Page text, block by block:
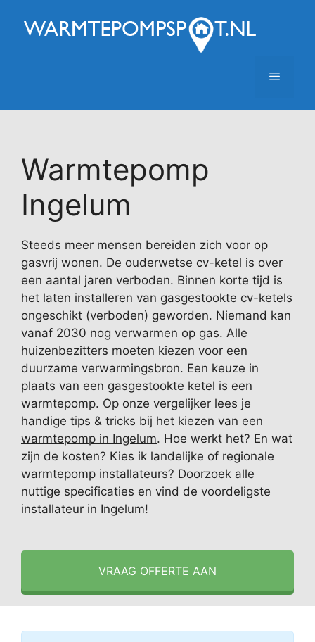
naar
Menu
Warmtepomp
Ingelum
Steeds meer mensen bereiden zich voor op
gasvrij wonen. De ouderwetse cv-ketel is over
een aantal jaren verboden. Binnen korte tijd is
het laten installeren van gasgestookte cv-ketels
ongeschikt (verboden) geworden. Niemand kan
vanaf 2030 nog verwarmen op gas. Alle
huizenbezitters moeten kiezen voor een
duurzame verwarmingsbron. Een keuze in
plaats van een gasgestookte ketel is een
warmtepomp. Op onze vergelijker lees je
handige tips & tricks bij het kiezen van een
warmtepomp in Ingelum. Hoe werkt het? En wat
zijn de kosten? Kies ik landelijke of regionale
warmtepomp installateurs? Doorzoek alle
nuttige specificaties en vind de voordeligste
installateur in Ingelum!
VRAAG OFFERTE AAN